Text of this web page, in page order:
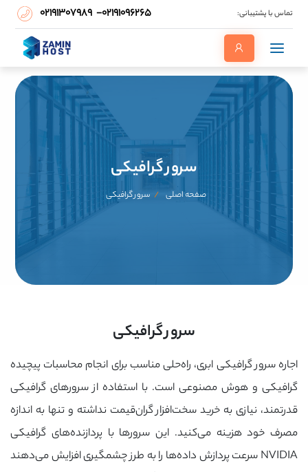
تماس با پشتیبانی: ۰۲۱۹۱۰۹۶۲۶۵- ۰۲۱۹۱۳۰۷۹۸۹
سرور گرافیکی
صفحه اصلی سرور گرافیکی
سرور گرافیکی
اجاره سرور گرافیکی ابری، راه‌حلی مناسب برای انجام محاسبات پیچیده
گرافیکی و هوش مصنوعی است. با استفاده از سرورهای گرافیکی
قدرتمند، نیازی به خرید سخت‌افزار گران‌قیمت نداشته و تنها به اندازه
مصرف خود هزینه می‌کنید. این سرورها با پردازنده‌های گرافیکی
NVIDIA سرعت پردازش داده‌ها را به طرز چشمگیری افزایش می‌دهند